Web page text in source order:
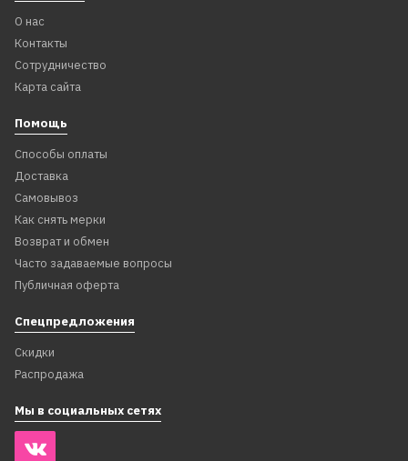
О нас
Контакты
Сотрудничество
Карта сайта
Помощь
Способы оплаты
Доставка
Самовывоз
Как снять мерки
Возврат и обмен
Часто задаваемые вопросы
Публичная оферта
Спецпредложения
Скидки
Распродажа
Мы в социальных сетях